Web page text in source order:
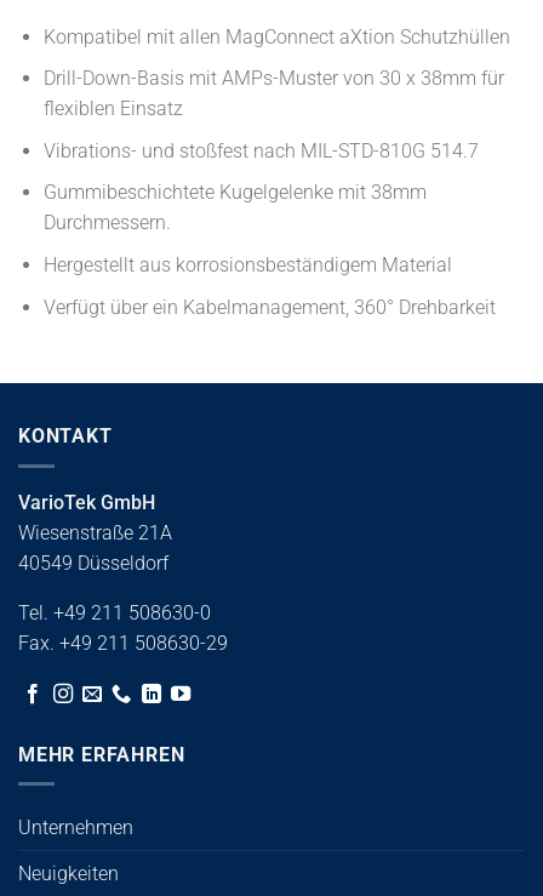
Kompatibel mit allen MagConnect aXtion Schutzhüllen
Drill-Down-Basis mit AMPs-Muster von 30 x 38mm für
flexiblen Einsatz
Vibrations- und stoßfest nach MIL-STD-810G 514.7
Gummibeschichtete Kugelgelenke mit 38mm
Durchmessern.
Hergestellt aus korrosionsbeständigem Material
Verfügt über ein Kabelmanagement, 360° Drehbarkeit
KONTAKT
VarioTek GmbH
Wiesenstraße 21A
40549 Düsseldorf
Tel. +49 211 508630-0
Fax. +49 211 508630-29
MEHR ERFAHREN
Unternehmen
Neuigkeiten